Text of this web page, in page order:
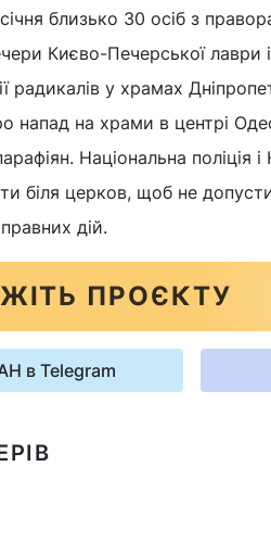
близько 30 осіб з
Києво-Печерської
радикалів у храмах
напад на храми в центрі
Національна поліція
біля церков, щоб не
дій.
ПРОЄКТУ
в Telegram